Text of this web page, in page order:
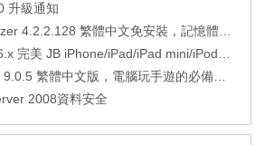
升級通知
繁體中文免安裝，記憶體最佳化工具
美 JB iPhone/iPad/iPad mini/iPod touch
繁體中文版，電腦玩手遊的必備模擬器
2008資料安全